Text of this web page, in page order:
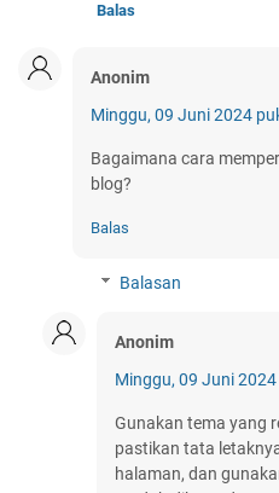
Balas
Anonim
Minggu, 09 Juni 2024
Bagaimana cara
blog?
Balas
Balasan
Anonim
Minggu, 09 Juni
Gunakan tema yang
pastikan tata
halaman, dan